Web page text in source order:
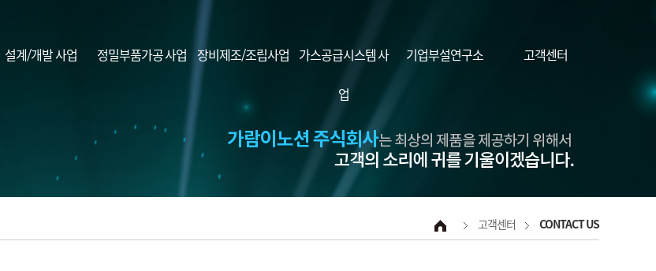
설계/개발 사업 정밀부품가공 사업 장비제조/조립사업 가스공급시스템 사
업
기업부설연구소 고객센터
고객센터 CONTACT US